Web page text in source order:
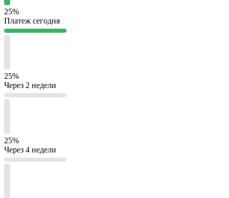
25%
Платеж сегодня
25%
Через 2 недели
25%
Через 4 недели